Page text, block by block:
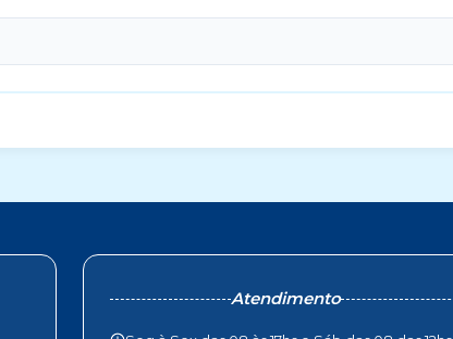
Atendimento